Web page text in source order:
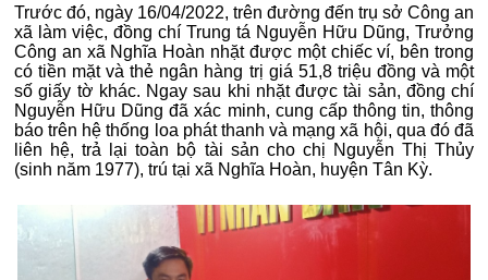
Trước đó, ngày 16/04/2022, trên đường đến trụ sở Công an
xã làm việc, đồng chí Trung tá Nguyễn Hữu Dũng, Trưởng
Công an xã Nghĩa Hoàn nhặt được một chiếc ví, bên trong
có tiền mặt và thẻ ngân hàng trị giá 51,8 triệu đồng và một
số giấy tờ khác. Ngay sau khi nhặt được tài sản, đồng chí
Nguyễn Hữu Dũng đã xác minh, cung cấp thông tin, thông
báo trên hệ thống loa phát thanh và mạng xã hội, qua đó đã
liên hệ, trả lại toàn bộ tài sản cho chị Nguyễn Thị Thủy
(sinh năm 1977), trú tại xã Nghĩa Hoàn, huyện Tân Kỳ.